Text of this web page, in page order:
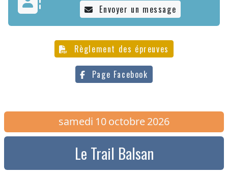
Envoyer un message
Règlement des épreuves
Page Facebook
samedi 10octobre2026
Le Trail Balsan